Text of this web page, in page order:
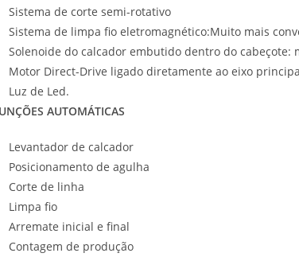
Sistema de corte semi-rotativo
Sistema de limpa fio eletromagnético:Muito mais
Solenoide do calcador embutido dentro do cabeçote:
Motor Direct-Drive ligado diretamente ao eixo
Luz de Led.
AUTOMÁTICAS
Levantador de calcador
Posicionamento de agulha
Corte de linha
Limpa fio
Arremate inicial e final
Contagem de produção